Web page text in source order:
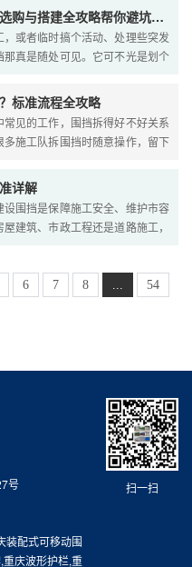
又整洁。...
小的安全风险。另外呢，质量差
处理没做好，在潮湿或者海边那
就生锈了，不光难看，更会大大
题就是保温隔热不行，对于那些
里面环境很糟糕。 ...
临建围挡怎么选？这份选购与搭建全攻略帮你避坑省钱
或者临时搞个活动、处理些突发
真是随处可见。它可不光是划个
过啊，市面上围挡的材质五花八
目负责人在挑选和搭建时，脑袋
到既合乎规定，又结实耐用还不
之后摇摇晃晃、容易坏，或者审
识，从怎么选材料，到怎么搭起
一套完整的 “避坑指南”，帮您既
标准流程全攻略
见的工作，围挡拆得好不好关系
施工队拆围挡时随意操作，留下
什么防护、什么注意事项都有讲
工流程和安全规范整理出来，看
详解
围挡是保障施工安全、维护市容
建筑、市政工程还是道路施工，
工程项目符合相关部门的管理规
6 7 8 ...
54
扫一扫
号
装配式可移动围
庆波形护栏,重